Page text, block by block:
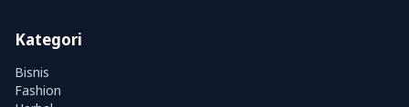
Kategori
Bisnis
Fashion